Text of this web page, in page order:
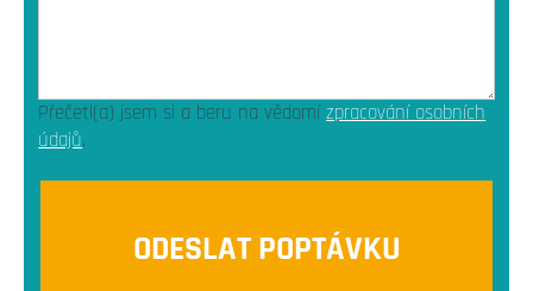
Přečetl(a) jsem si a beru na vědomízpracování osobních
údajů.